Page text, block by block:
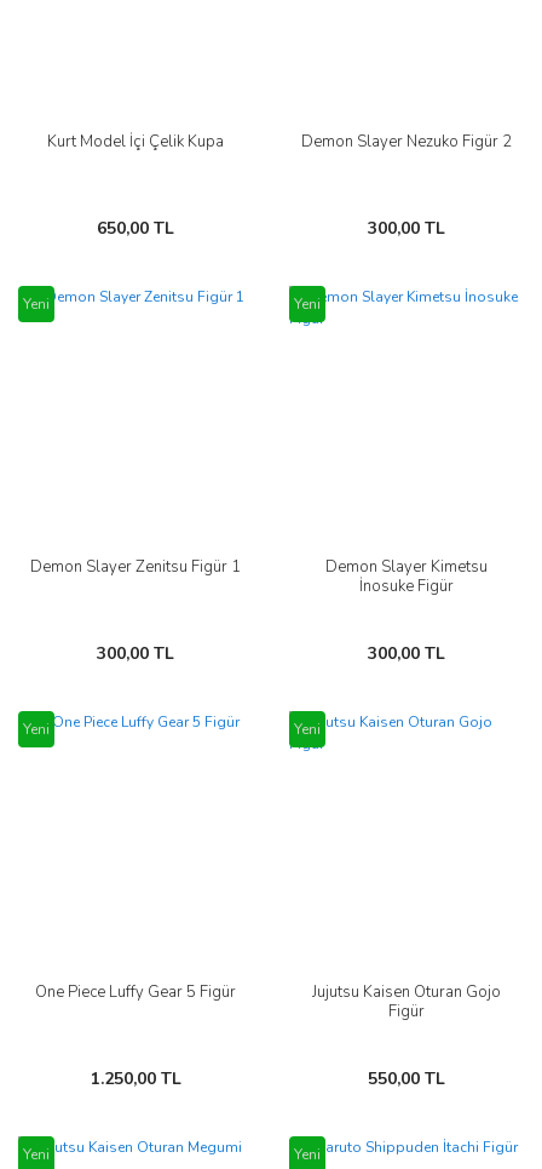
Kurt Model İçi Çelik Kupa
650,00 TL
Demon Slayer Nezuko Figür 2
300,00 TL
Yeni
Demon Slayer Zenitsu Figür 1
300,00 TL
Yeni
Demon Slayer Kimetsu
İnosuke Figür
300,00 TL
Yeni
One Piece Luffy Gear 5 Figür
1.250,00 TL
Yeni
Jujutsu Kaisen Oturan Gojo
Figür
550,00 TL
Yeni Yeni